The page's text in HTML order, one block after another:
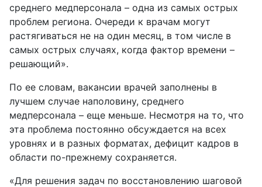
среднего медперсонала – одна из самых острых
проблем региона. Очереди к врачам могут
растягиваться не на один месяц, в том числе в
самых острых случаях, когда фактор времени –
решающий».
По ее словам, вакансии врачей заполнены в
лучшем случае наполовину, среднего
медперсонала – еще меньше. Несмотря на то, что
эта проблема постоянно обсуждается на всех
уровнях и в разных форматах, дефицит кадров в
области по-прежнему сохраняется.
«Для решения задач по восстановлению шаговой